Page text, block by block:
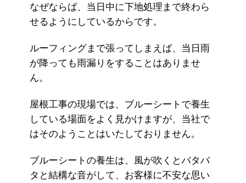
なぜならば、当日中に下地処理まで終わら
せるようにしているからです。
ルーフィングまで張ってしまえば、当日雨
が降っても雨漏りをすることはありませ
ん。
屋根工事の現場では、ブルーシートで養生
している場面をよく見かけますが、当社で
はそのようことはいたしておりません。
ブルーシートの養生は、風が吹くとバタバ
タと結構な音がして、お客様に不安な思い